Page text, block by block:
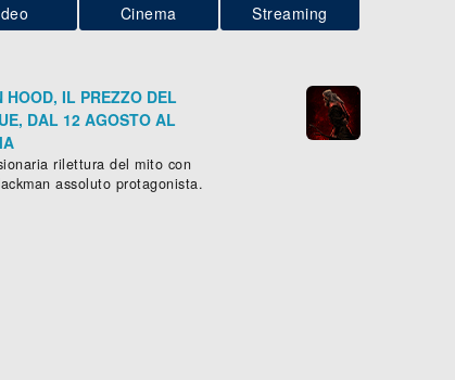
Cinema Streaming
HOOD, IL PREZZO DEL
DAL 12 AGOSTO AL
rilettura del mito con
assoluto protagonista.